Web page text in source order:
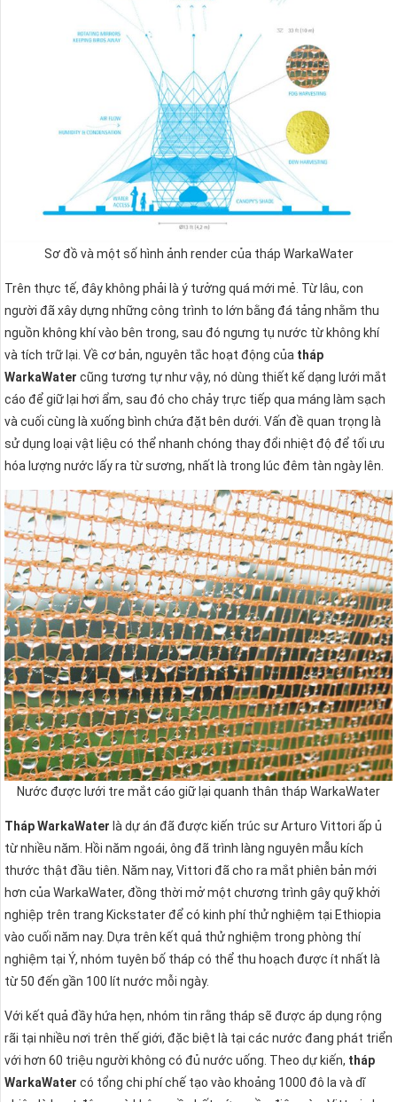
Sơ đồ và một số hình ảnh render của tháp WarkaWater​
Trên thực tế, đây không phải là ý tưởng quá mới mẻ. Từ lâu, con
người đã xây dựng những công trình to lớn bằng đá tảng nhằm thu
nguồn không khí vào bên trong, sau đó ngưng tụ nước từ không khí
và tích trữ lại. Về cơ bản, nguyên tắc hoạt động của tháp
WarkaWater cũng tương tự như vậy, nó dùng thiết kế dạng lưới mắt
cáo để giữ lại hơi ẩm, sau đó cho chảy trực tiếp qua máng làm sạch
và cuối cùng là xuống bình chứa đặt bên dưới. Vấn đề quan trọng là
sử dụng loại vật liệu có thể nhanh chóng thay đổi nhiệt độ để tối ưu
hóa lượng nước lấy ra từ sương, nhất là trong lúc đêm tàn ngày lên.
Nước được lưới tre mắt cáo giữ lại quanh thân tháp​ WarkaWater
Tháp WarkaWater là dự án đã được kiến trúc sư Arturo Vittori ấp ủ
từ nhiều năm. Hồi năm ngoái, ông đã trình làng nguyên mẫu kích
thước thật đầu tiên. Năm nay, Vittori đã cho ra mắt phiên bản mới
hơn của WarkaWater, đồng thời mở một chương trình gây quỹ khởi
nghiệp trên trang Kickstater để có kinh phí thử nghiệm tại Ethiopia
vào cuối năm nay. Dựa trên kết quả thử nghiệm trong phòng thí
nghiệm tại Ý, nhóm tuyên bố tháp có thể thu hoạch được ít nhất là
từ 50 đến gần 100 lít nước mỗi ngày.
Với kết quả đầy hứa hẹn, nhóm tin rằng tháp sẽ được áp dụng rộng
rãi tại nhiều nơi trên thế giới, đặc biệt là tại các nước đang phát triển
với hơn 60 triệu người không có đủ nước uống. Theo dự kiến, tháp
WarkaWater có tổng chi phí chế tạo vào khoảng 1000 đô la và dĩ